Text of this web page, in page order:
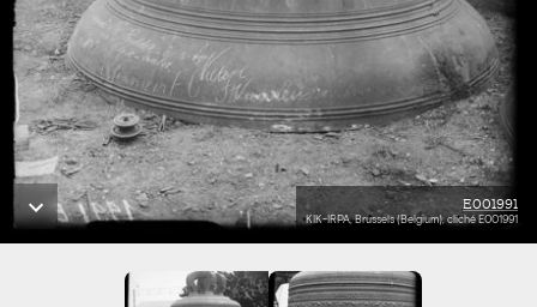
E001991
KIK-IRPA, Brussels (Belgium), cliché E001991